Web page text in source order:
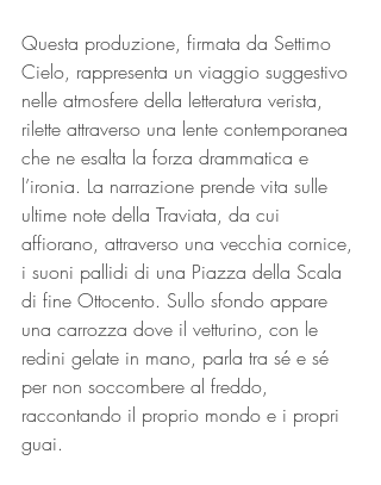
Questa produzione, firmata da Settimo
Cielo, rappresenta un viaggio suggestivo
nelle atmosfere della letteratura verista,
rilette attraverso una lente contemporanea
che ne esalta la forza drammatica e
l’ironia. La narrazione prende vita sulle
ultime note della Traviata, da cui
affiorano, attraverso una vecchia cornice,
i suoni pallidi di una Piazza della Scala
di fine Ottocento. Sullo sfondo appare
una carrozza dove il vetturino, con le
redini gelate in mano, parla tra sé e sé
per non soccombere al freddo,
raccontando il proprio mondo e i propri
guai.